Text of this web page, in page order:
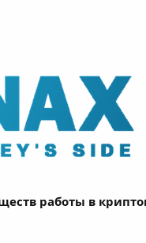
работы в